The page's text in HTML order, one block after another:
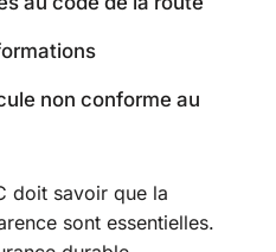
non conforme au
doit savoir que la
sont essentielles.